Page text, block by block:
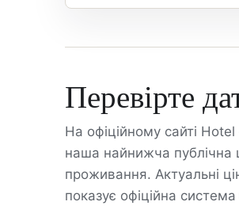
Перевірте
На офіційному сайті
наша найнижча публічна
проживання. Актуальні
показує офіційна